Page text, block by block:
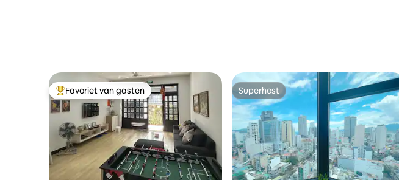
Topfavoriet van gasten
Favoriet van gasten Superhost
Superhost